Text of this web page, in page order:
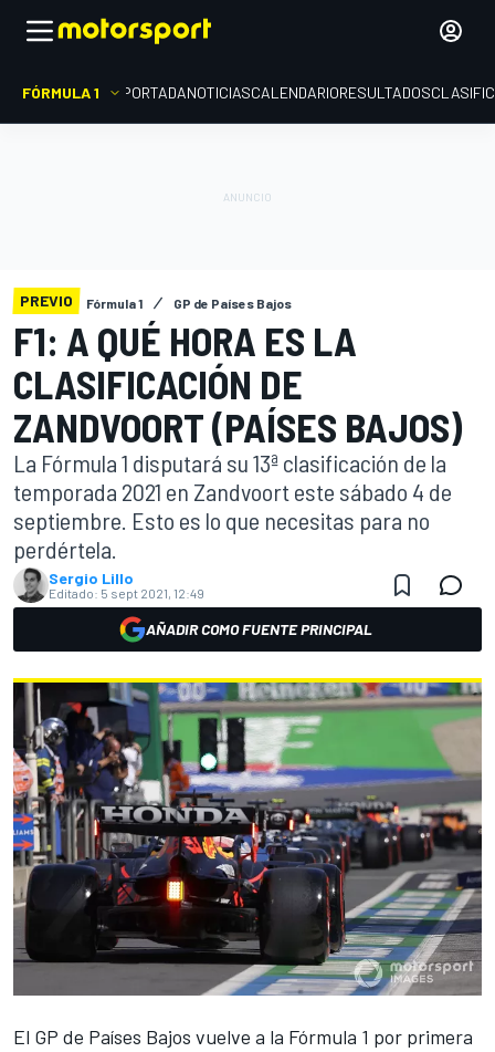
FÓRMULA 1 PORTADANOTICIASCALENDARIORESULTADOS
PREVIO Fórmula 1 GP de Países Bajos
F1: A QUÉ HORA ES LA
CLASIFICACIÓN DE
ZANDVOORT (PAÍSES BAJOS)
La Fórmula 1 disputará su 13ª clasificación de la
temporada 2021 en Zandvoort este sábado 4 de
septiembre. Esto es lo que necesitas para no
perdértela.
Sergio Lillo
Editado: 5 sept 2021, 12:49
AÑADIR COMO FUENTE PRINCIPAL
El GP de Países Bajos vuelve a la Fórmula 1 por primera